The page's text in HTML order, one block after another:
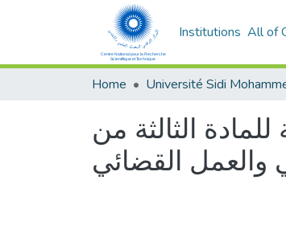
Institutions All of
Home
الثالثة من
القضائي